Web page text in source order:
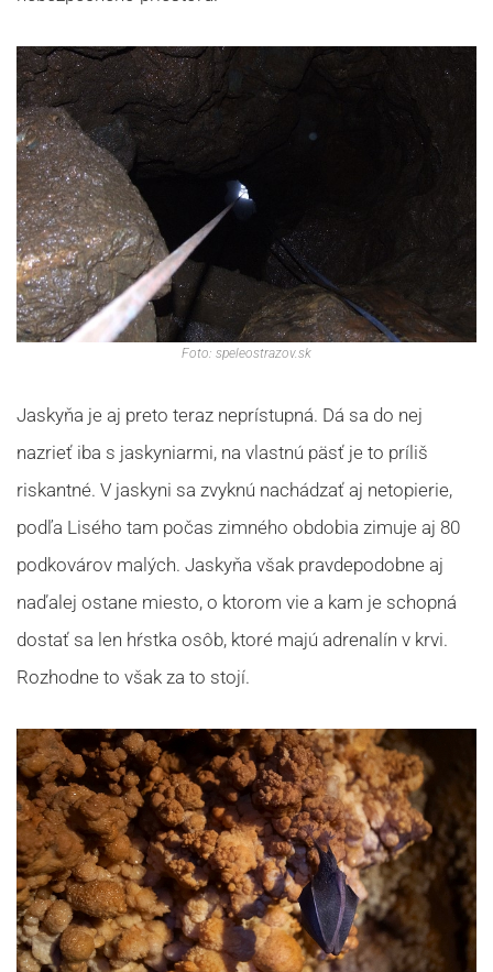
Foto: speleostrazov.sk
Jaskyňa je aj preto teraz neprístupná. Dá sa do nej
nazrieť iba s jaskyniarmi, na vlastnú päsť je to príliš
riskantné. V jaskyni sa zvyknú nachádzať aj netopierie,
podľa Lisého tam počas zimného obdobia zimuje aj 80
podkovárov malých. Jaskyňa však pravdepodobne aj
naďalej ostane miesto, o ktorom vie a kam je schopná
dostať sa len hŕstka osôb, ktoré majú adrenalín v krvi.
Rozhodne to však za to stojí.